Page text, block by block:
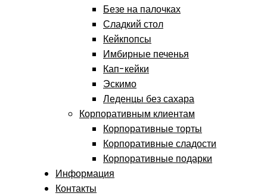
Безе на палочках
Сладкий стол
Кейкпопсы
Имбирные печенья
Кап-кейки
Эскимо
Леденцы без сахара
Корпоративным клиентам
Корпоративные торты
Корпоративные сладости
Корпоративные подарки
Информация
Контакты